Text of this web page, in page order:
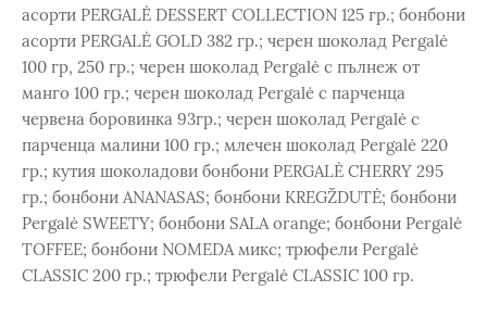
асорти PERGALĖ DESSERT COLLECTION 125 гр.; бонбони
асорти PERGALĖ GOLD 382 гр.; черен шоколад Pergalė
100 гр, 250 гр.; черен шоколад Pergalė с пълнеж от
манго 100 гр.; черен шоколад Pergalė с парченца
червена боровинка 93гр.; черен шоколад Pergalė с
парченца малини 100 гр.; млечен шоколад Pergalė 220
гр.; кутия шоколадови бонбони PERGALĖ CHERRY 295
гр.; бонбони ANANASAS; бонбони KREGŽDUTĖ; бонбони
Pergalė SWEETY; бонбони SALA orange; бонбони Pergalė
TOFFEE; бонбони NOMEDA микс; трюфели Pergalė
CLASSIC 200 гр.; трюфели Pergalė CLASSIC 100 гр.